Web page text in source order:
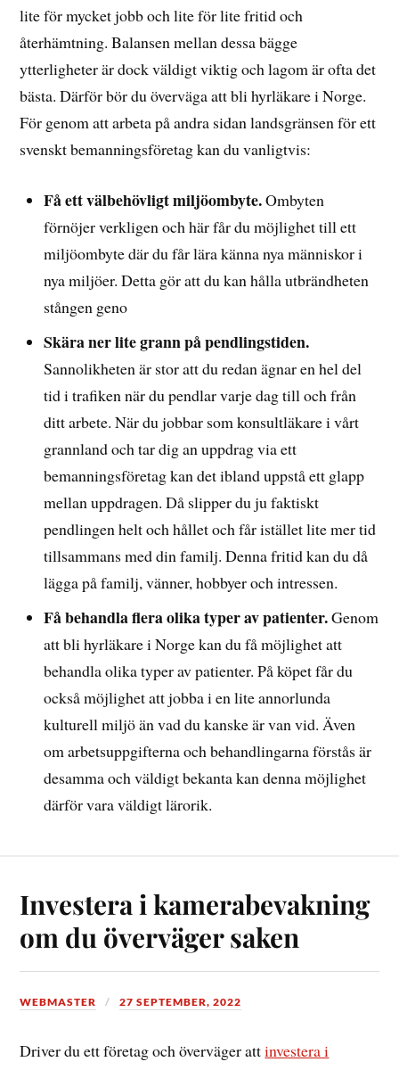
lite för mycket jobb och lite för lite fritid och
återhämtning. Balansen mellan dessa bägge
ytterligheter är dock väldigt viktig och lagom är ofta det
bästa. Därför bör du överväga att bli hyrläkare i Norge.
För genom att arbeta på andra sidan landsgränsen för ett
svenskt bemanningsföretag kan du vanligtvis:
Få ett välbehövligt miljöombyte.Ombyten
förnöjer verkligen och här får du möjlighet till ett
miljöombyte där du får lära känna nya människor i
nya miljöer. Detta gör att du kan hålla utbrändheten
stången geno
Skära ner lite grann på pendlingstiden.
Sannolikheten är stor att du redan ägnar en hel del
tid i trafiken när du pendlar varje dag till och från
ditt arbete. När du jobbar som konsultläkare i vårt
grannland och tar dig an uppdrag via ett
bemanningsföretag kan det ibland uppstå ett glapp
mellan uppdragen. Då slipper du ju faktiskt
pendlingen helt och hållet och får istället lite mer tid
tillsammans med din familj. Denna fritid kan du då
lägga på familj, vänner, hobbyer och intressen.
Få behandla flera olika typer av patienter.Genom
att bli hyrläkare i Norge kan du få möjlighet att
behandla olika typer av patienter. På köpet får du
också möjlighet att jobba i en lite annorlunda
kulturell miljö än vad du kanske är van vid. Även
om arbetsuppgifterna och behandlingarna förstås är
desamma och väldigt bekanta kan denna möjlighet
därför vara väldigt lärorik.
Investera i kamerabevakning
om du överväger saken
WEBMASTER 27 SEPTEMBER, 2022
Driver du ett företag och överväger attinvestera i